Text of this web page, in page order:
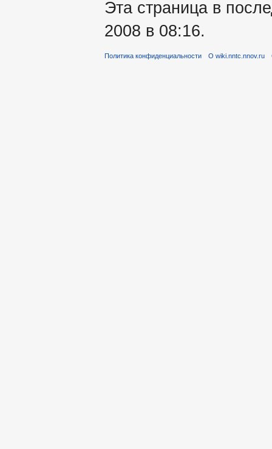
Эта страница в
2008 в 08:16.
Политика конфиденциальности О wiki.nntc.nnov.ru